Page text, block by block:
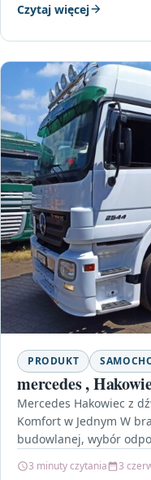
Czytaj więcej
PRODUKT
mercedes ,
Mercedes Hakowiec z
Komfort w Jednym W
budowlanej, wybór
3 minuty czytania 3